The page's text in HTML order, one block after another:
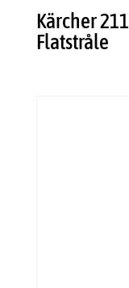
Kärcher
Flatstråle